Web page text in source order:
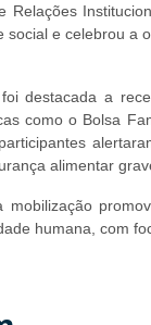
Relações
social e celebrou a
destacada a
como o Bolsa
alimentar
humana, com